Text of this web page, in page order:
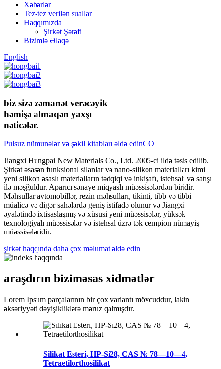
Xəbərlər
Tez-tez verilən suallar
Haqqımızda
Şirkət Şərəfi
Bizimlə Əlaqə
English
biz sizə zəmanət verəcəyik
həmişə almaqən yaxşı
nəticələr.
Pulsuz nümunələr və şəkil kitabları əldə edinGO
Jiangxi Hungpai New Materials Co., Ltd. 2005-ci ildə təsis edilib.
Şirkət əsasən funksional silanlar və nano-silikon materialları kimi
yeni silikon əsaslı materialların tədqiqi və inkişafı, istehsalı və satışı
ilə məşğuldur. Aparıcı sənaye miqyaslı müəssisələrdən biridir.
Məhsullar avtomobillər, rezin məhsulları, tikinti, tibb və tibbi
müalicə və digər sahələrdə geniş istifadə olunur və Jiangxi
əyalətində ixtisaslaşmış və xüsusi yeni müəssisələr, yüksək
texnologiyalı müəssisələr və istehsal üzrə tək çempion nümayiş
müəssisələridir.
şirkət haqqında daha çox məlumat əldə edin
araşdırın biziməsas xidmətlər
Lorem Ipsum parçalarının bir çox variantı mövcuddur, lakin
əksəriyyəti dəyişikliklərə məruz qalmışdır.
Silikat Esteri, HP-Si28, CAS № 78—10—4,
Tetraetilorthosilikat